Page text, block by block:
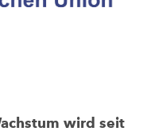
wird seit